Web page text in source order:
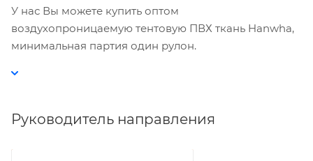
У нас Вы можете купить оптом
воздухопроницаемую тентовую ПВХ ткань Hanwha,
минимальная партия один рулон.
Руководитель направления